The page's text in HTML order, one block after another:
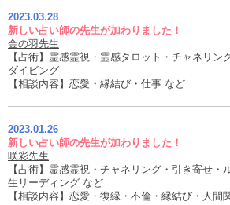
2023.03.28
新しい占い師の先生が加わりました！
金の羽先生
【占術】霊感霊視・霊感タロット・チャネリン
ダイビング
【相談内容】恋愛・縁結び・仕事 など
2023.01.26
新しい占い師の先生が加わりました！
咲彩先生
【占術】霊感霊視・チャネリング・引き寄せ・
生リーディング など
【相談内容】恋愛・復縁・不倫・縁結び・人間